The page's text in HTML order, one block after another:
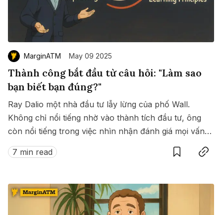
MarginATM May 09 2025
Thành công bắt đầu từ câu hỏi: "Làm sao
bạn biết bạn đúng?"
Ray Dalio một nhà đầu tư lẫy lừng của phố Wall.
Không chỉ nổi tiếng nhờ vào thành tích đầu tư, ông
còn nổi tiếng trong việc nhìn nhận đánh giá mọi vấn
đề từ phức tạp hoá thành đơn giản. Từ đó giúp ông
đưa ra nhiều quyết định tốt, chuẩn xác trong đầu.
7 min read
SaveCopy link